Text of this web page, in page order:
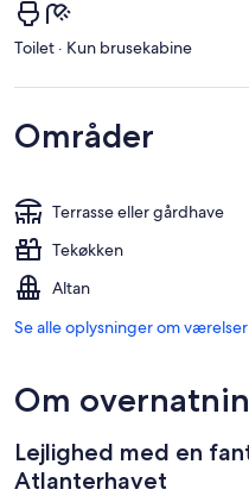
Toilet · Kun brusekabine
Områder
Terrasse eller gårdhave
Tekøkken
Altan
Se alle oplysninger om
Om
Lejlighed med en
Atlanterhavet